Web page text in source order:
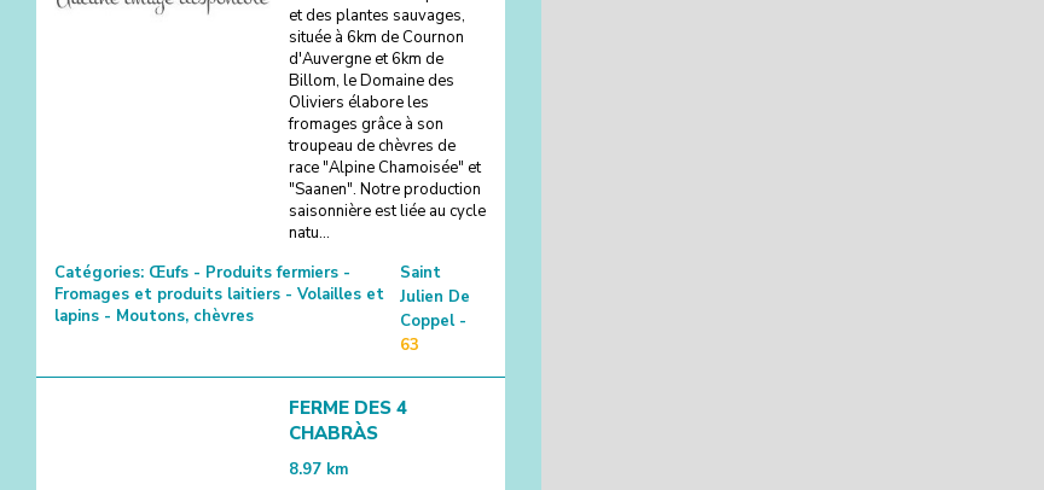
et des plantes sauvages,
située à 6km de Cournon
d'Auvergne et 6km de
Billom, le Domaine des
Oliviers élabore les
fromages grâce à son
troupeau de chèvres de
race "Alpine Chamoisée" et
"Saanen". Notre production
saisonnière est liée au cycle
natu...
Catégories: Œufs - Produits fermiers -
Fromages et produits laitiers - Volailles et
lapins - Moutons, chèvres
Saint
Julien De
Coppel -
63
FERME DES 4
CHABRÀS
8.97 km